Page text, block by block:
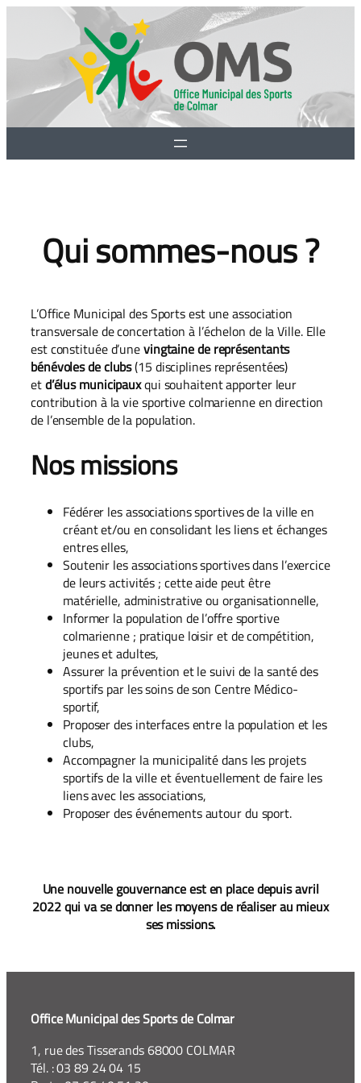
contenu
Qui sommes-nous ?
L’Office Municipal des Sports est une association
transversale de concertation à l’échelon de la Ville. Elle
est constituée d’unevingtaine de représentants
bénévoles de clubs(15 disciplines représentées)
etd’élus municipauxqui souhaitent apporter leur
contribution à la vie sportive colmarienne en direction
de l’ensemble de la population.
Nos missions
Fédérer les associations sportives de la ville en
créant et/ou en consolidant les liens et échanges
entres elles,
Soutenir les associations sportives dans l’exercice
de leurs activités ; cette aide peut être
matérielle, administrative ou organisationnelle,
Informer la population de l’offre sportive
colmarienne ; pratique loisir et de compétition,
jeunes et adultes,
Assurer la prévention et le suivi de la santé des
sportifs par les soins de son Centre Médico-
sportif,
Proposer des interfaces entre la population et les
clubs,
Accompagner la municipalité dans les projets
sportifs de la ville et éventuellement de faire les
liens avec les associations,
Proposer des événements autour du sport.
Une nouvelle gouvernance est en place depuis avril
2022 qui va se donner les moyens de réaliser au mieux
ses missions.
Office Municipal des Sports de Colmar
1, rue des Tisserands 68000 COLMAR
Tél. : 03 89 24 04 15